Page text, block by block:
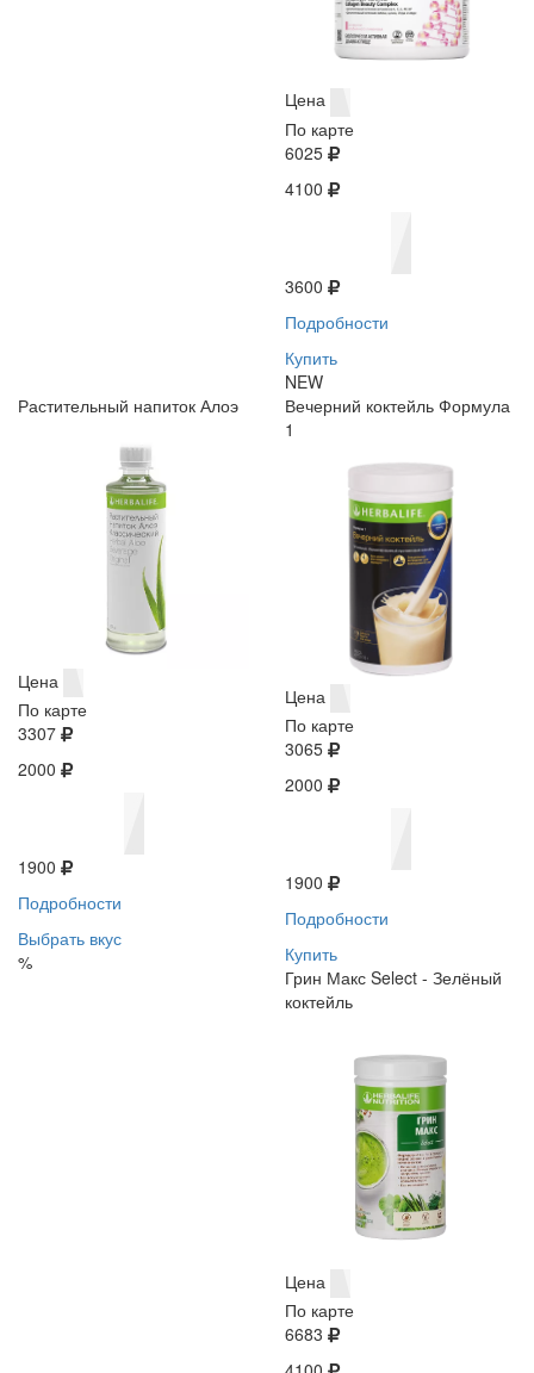
Цена
По карте
6025
4100
3600
Подробности
Купить
NEW
Растительный напиток Алоэ
Цена
По карте
3307
2000
1900
Подробности
Выбрать вкус
%
Вечерний коктейль Формула
1
Цена
По карте
3065
2000
1900
Подробности
Купить
Грин Макс Select - Зелёный
коктейль
Цена
По карте
6683